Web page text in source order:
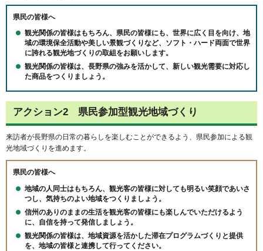
県民の皆様へ
観光関係の皆様はもちろん、県民の皆様にも、世界に広く目を向け、地
域の環境保全活動や美しい景観づくりなど、ソフト・ハード両面で世界
に誇れる観光地づくりの取組をお願いします。
観光関係の皆様は、長野県の強みを活かして、新しい観光需要に対応し
た商品をつくりましょう。
アクション2 県民参加型観光地域づくり
来訪者が長野県の日常の暮らしを楽しむことができるよう、県民参加による観
光地域づくりを進めます。
県民の皆様へ
地域の人同士はもちろん、観光客の皆様に対しても明るい笑顔であいさ
つし、気持ちのよい地域をつくりましょう。
信州のありのままの生活を観光客の皆様にも楽しんでいただけるよう
に、自信を持って発信しましょう。
観光関係の皆様は、地域資源を活かした滞在プログラムづくりと提供
を、地域の皆様と連携して行ってください。